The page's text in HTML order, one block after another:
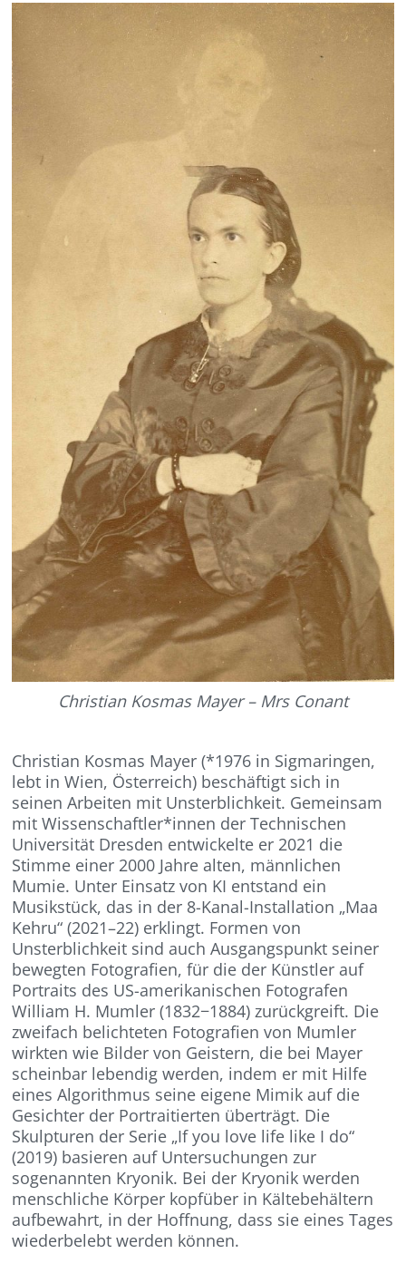
Christian Kosmas Mayer – Mrs Conant
Christian Kosmas Mayer (*1976 in Sigmaringen,
lebt in Wien, Österreich) beschäftigt sich in
seinen Arbeiten mit Unsterblichkeit. Gemeinsam
mit Wissenschaftler*innen der Technischen
Universität Dresden entwickelte er 2021 die
Stimme einer 2000 Jahre alten, männlichen
Mumie. Unter Einsatz von KI entstand ein
Musikstück, das in der 8-Kanal-Installation „Maa
Kehru“ (2021–22) erklingt. Formen von
Unsterblichkeit sind auch Ausgangspunkt seiner
bewegten Fotografien, für die der Künstler auf
Portraits des US-amerikanischen Fotografen
William H. Mumler (1832−1884) zurückgreift. Die
zweifach belichteten Fotografien von Mumler
wirkten wie Bilder von Geistern, die bei Mayer
scheinbar lebendig werden, indem er mit Hilfe
eines Algorithmus seine eigene Mimik auf die
Gesichter der Portraitierten überträgt. Die
Skulpturen der Serie „If you love life like I do“
(2019) basieren auf Untersuchungen zur
sogenannten Kryonik. Bei der Kryonik werden
menschliche Körper kopfüber in Kältebehältern
aufbewahrt, in der Hoffnung, dass sie eines Tages
wiederbelebt werden können.